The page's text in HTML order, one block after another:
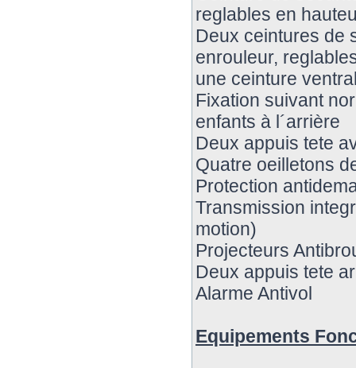
reglables en
Deux ceintures de
enrouleur,
une ceinture
Fixation suivant
enfants à l´arrière
Deux appuis tete
Quatre oeilletons
Protection
Transmission
motion)
Projecteurs
Deux appuis tete
Alarme Antivol
Equipements